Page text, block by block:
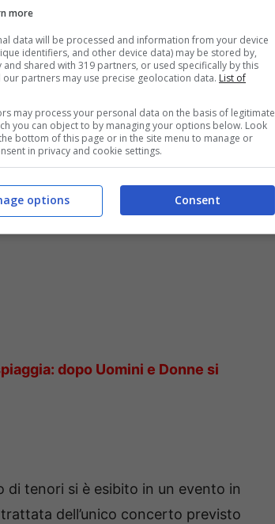
Fernandes.
| Gioia per l’ex del Grande
dopo Uomini e Donne si
di tenori si è esibito in un evento in
dell’unico concerto previsto
more
data will be processed and information from your device
identifiers, and other device data) may be stored by,
and shared with 319 partners, or used specifically by this
our partners may use precise geolocation data. List of
may process your personal data on the basis of legitimate
you can object to by managing your options below. Look
bottom of this page or in the site menu to manage or
in privacy and cookie settings.
Consent
options